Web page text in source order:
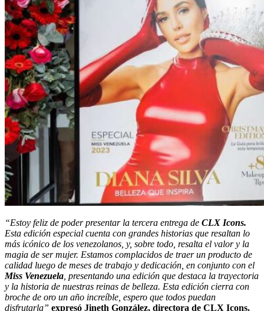
“Estoy feliz de poder presentar la tercera entrega de CLX Icons.
Esta edición especial cuenta con grandes historias que resaltan lo
más icónico de los venezolanos, y, sobre todo, resalta el valor y la
magia de ser mujer. Estamos complacidos de traer un producto de
calidad luego de meses de trabajo y dedicación, en conjunto con el
Miss Venezuela , presentando una edición que destaca la trayectoria
y la historia de nuestras reinas de belleza. Esta edición cierra con
broche de oro un año increíble, espero que todos puedan
disfrutarla” expresó Jineth González, directora de CLX Icons.